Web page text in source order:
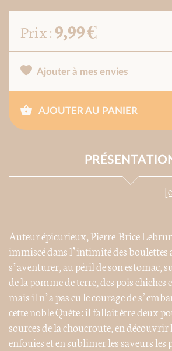
Prix :9,99 €
Ajouter à mes envies
AJOUTER AU PANIER
Auteur épicurieux, Pierre-Brice
immiscé dans l’intimité des boulettes
s’aventurer, au péril de son estomac,
de la pomme de terre, des pois
mais il n’a pas eu le courage de
cette noble Quête : il fallait être deux
sources de la choucroute, en découvrir
enfouies et en sublimer les saveurs